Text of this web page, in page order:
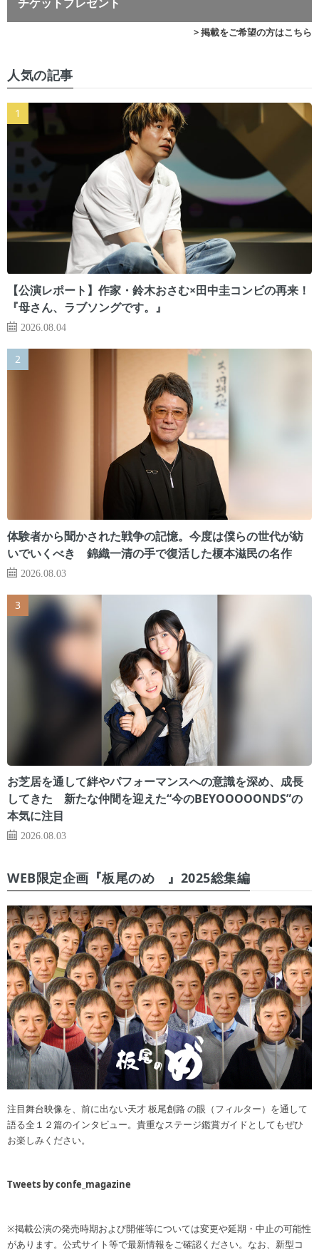
チケットプレゼント
> 掲載をご希望の方はこちら
人気の記事
【公演レポート】作家・鈴木おさむ×田中圭コンビの再来！
『母さん、ラブソングです。』
2026.08.04
体験者から聞かされた戦争の記憶。今度は僕らの世代が紡
いでいくべき 錦織一清の手で復活した榎本滋民の名作
2026.08.03
お芝居を通して絆やパフォーマンスへの意識を深め、成長
してきた 新たな仲間を迎えた“今のBEYOOOOONDS”の
本気に注目
2026.08.03
WEB限定企画『板尾のめ゙』2025総集編
注目舞台映像を、前に出ない天才 板尾創路 の眼（フィルター）を通して
語る全１２篇のインタビュー。貴重なステージ鑑賞ガイドとしてもぜひ
お楽しみください。
Tweets by confe_magazine
※掲載公演の発売時期および開催等については変更や延期・中止の可能性
があります。公式サイト等で最新情報をご確認ください。なお、新型コ